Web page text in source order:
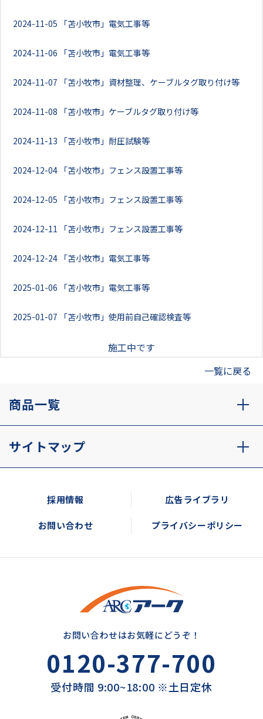
2024-11-05 「苫小牧市」電気工事等
2024-11-06 「苫小牧市」電気工事等
2024-11-07 「苫小牧市」資材整理、ケーブルタグ取り付け等
2024-11-08 「苫小牧市」ケーブルタグ取り付け等
2024-11-13 「苫小牧市」耐圧試験等
2024-12-04 「苫小牧市」フェンス設置工事等
2024-12-05 「苫小牧市」フェンス設置工事等
2024-12-11 「苫小牧市」フェンス設置工事等
2024-12-24 「苫小牧市」電気工事等
2025-01-06 「苫小牧市」電気工事等
2025-01-07 「苫小牧市」使用前自己確認検査等
施工中です
一覧に戻る
商品一覧
サイトマップ
採用情報 広告ライブラリ
お問い合わせ プライバシーポリシー
お問い合わせはお気軽にどうぞ！
0120-377-700
受付時間 9:00~18:00 ※土日定休